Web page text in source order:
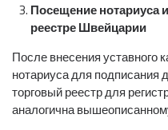
Посещение нотариуса
реестре Швейцарии
После внесения уставного
нотариуса для подписания
торговый реестр для
аналогична